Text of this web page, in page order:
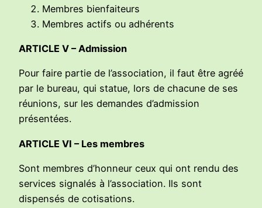
Membres bienfaiteurs
Membres actifs ou adhérents
ARTICLE V – Admission
Pour faire partie de l’association, il faut être agréé
par le bureau, qui statue, lors de chacune de ses
réunions, sur les demandes d’admission
présentées.
ARTICLE VI – Les membres
Sont membres d’honneur ceux qui ont rendu des
services signalés à l’association. Ils sont
dispensés de cotisations.